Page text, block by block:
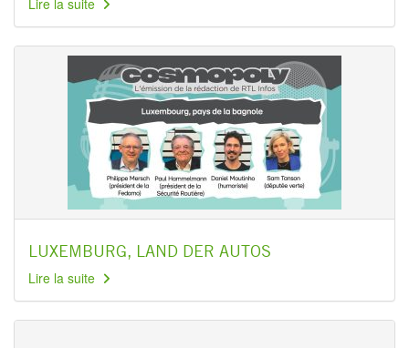
Lire la suite
LUXEMBURG, LAND DER AUTOS
Lire la suite